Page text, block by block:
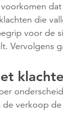
die
voor de
Vervolgens
de verkoop